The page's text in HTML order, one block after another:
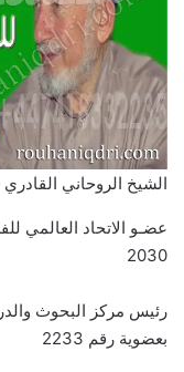
الشيخ الروحاني القادري
عضـو الاتحاد العالمي
2030
رئيس مركز البحوث
بعضوية رقم 2233